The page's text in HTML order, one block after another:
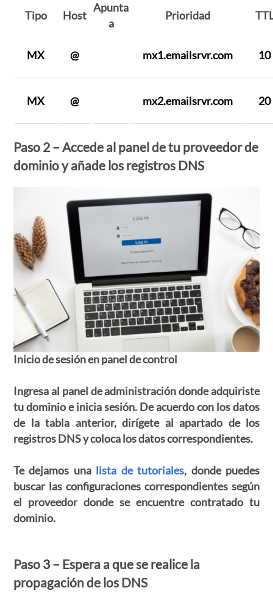
Tipo Host
Apunta
a
Prioridad
MX @ mx1.emailsrvr.com 10
MX @ mx2.emailsrvr.com 20
Paso 2 – Accede al panel de tu proveedor de
dominio y añade los registros DNS
Inicio de sesión en panel de control
Ingresa al panel de administración donde adquiriste
tu dominio e inicia sesión. De acuerdo con los datos
de la tabla anterior, dirígete al apartado de los
registros DNS y coloca los datos correspondientes.
Te dejamos una lista de tutoriales, donde puedes
buscar las configuraciones correspondientes según
el proveedor donde se encuentre contratado tu
dominio.
Paso 3 – Espera a que se realice la
propagación de los DNS